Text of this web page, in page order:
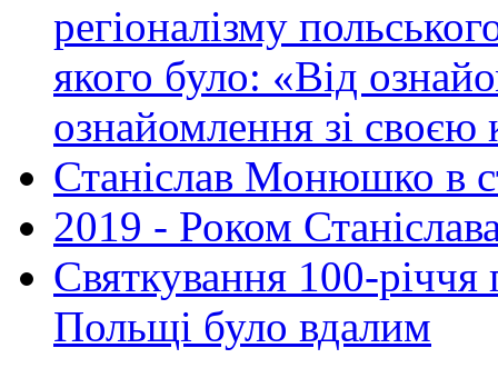
регіоналізму
якого було: «Від
ознайомлення зі своєю
Станіслав Монюшко в
2019 - Роком
Святкування 100-річчя
Польщі було вдалим